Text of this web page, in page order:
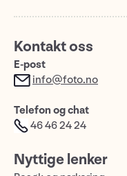
Kontakt oss
E-post
info@foto.no
Telefon og chat
46 46 24 24
Nyttige lenker